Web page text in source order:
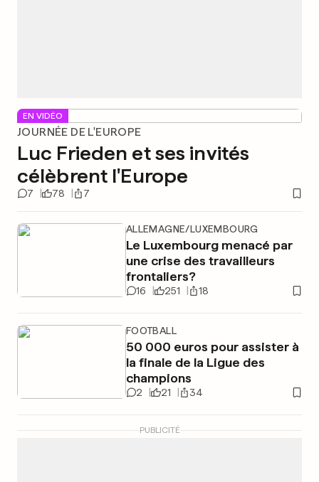
EN VIDÉO
JOURNÉE DE L'EUROPE
Luc Frieden et ses invités
célèbrent l'Europe
7 78 7
ALLEMAGNE/LUXEMBOURG
Le Luxembourg menacé par
une crise des travailleurs
frontaliers?
16 251 18
FOOTBALL
50 000 euros pour assister à
la finale de la Ligue des
champions
2 21 34
PUBLICITÉ